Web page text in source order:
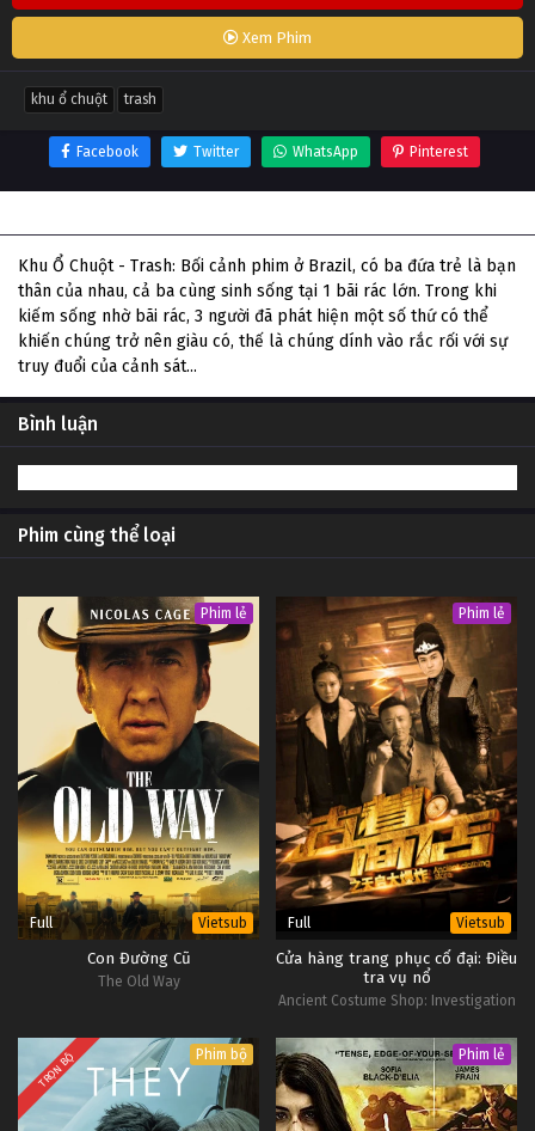
Xem Phim
khu ổ chuột trash
Facebook Twitter WhatsApp Pinterest
Khu Ổ Chuột - Trash: Bối cảnh phim ở Brazil, có ba đứa trẻ là bạn
thân của nhau, cả ba cùng sinh sống tại 1 bãi rác lớn. Trong khi
kiếm sống nhờ bãi rác, 3 người đã phát hiện một số thứ có thể
khiến chúng trở nên giàu có, thế là chúng dính vào rắc rối với sự
truy đuổi của cảnh sát...
Bình luận
Phim cùng thể loại
Phim lẻ
Full Vietsub
Con Đường Cũ
The Old Way
Phim lẻ
Full Vietsub
Cửa hàng trang phục cổ đại: Điều
tra vụ nổ
Ancient Costume Shop: Investigation
TRỌN BỘ Phim bộ Phim lẻ